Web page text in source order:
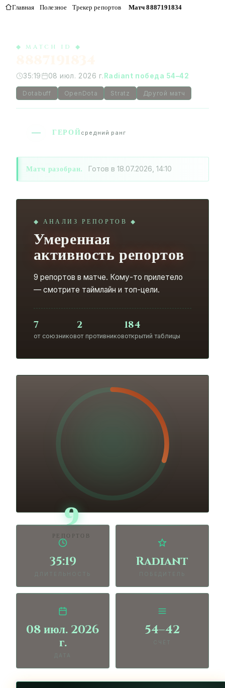
Главная Полезное Трекер репортов Матч 8887191834
◆ MATCH ID ◆
35:19 08 июл. 2026 г.Radiant победа 54–42
Dotabuff OpenDota Stratz Другой матч
ГЕРОЙсредний ранг
Матч разобран. Готов в 18.07.2026, 14:10
◆ АНАЛИЗ РЕПОРТОВ ◆
Умеренная
активность репортов
9 репортов в матче. Кому-то прилетело
— смотрите таймлайн и топ-цели.
7
от союзников
2
от противников
184
открытий таблицы
9
РЕПОРТОВ
35:19 Radiant
08 июл. 2026
г.
54–42